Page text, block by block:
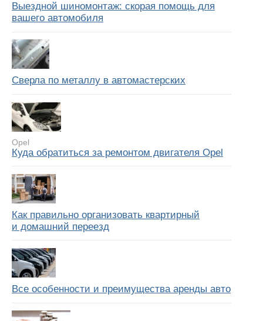
Выездной шиномонтаж: скорая помощь для
вашего автомобиля
Сверла по металлу в автомастерских
Opel
Куда обратиться за ремонтом двигателя Opel
Как правильно организовать квартирный
и домашний переезд
Все особенности и преимущества аренды авто